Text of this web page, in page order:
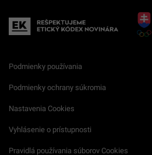
Podmienky používania
Podmienky ochrany súkromia
Nastavenia Cookies
Vyhlásenie o prístupnosti
Pravidlá používania súborov Cookies